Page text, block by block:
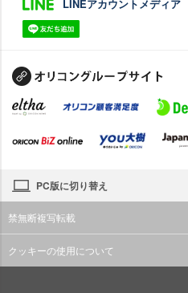
LINEアカウントメディア
PC版に切り替え
禁無断複写転載
クッキーの使用について